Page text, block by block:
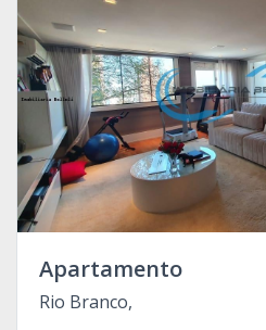
Apartamento
Rio Branco,